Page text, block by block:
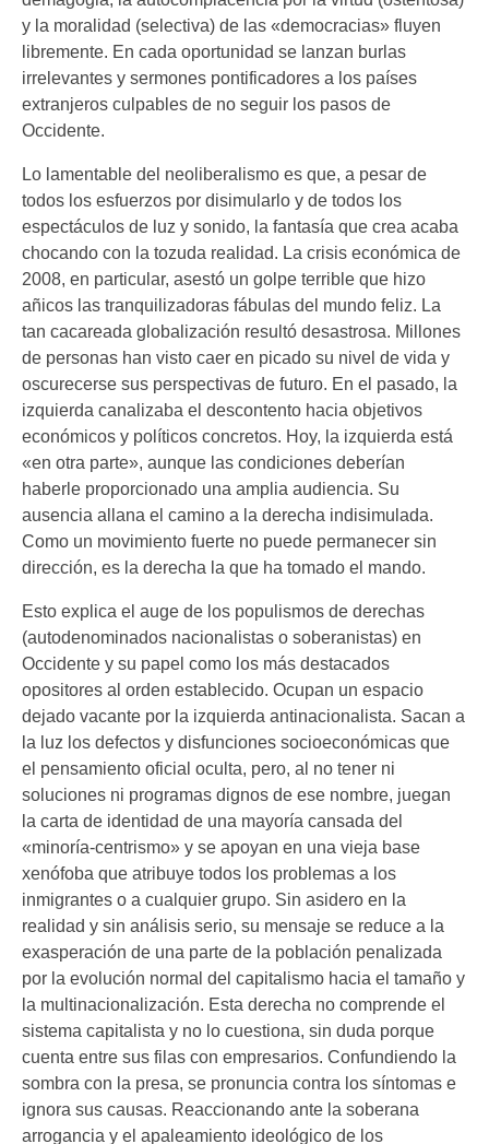
y la moralidad (selectiva) de las «democracias» fluyen
libremente. En cada oportunidad se lanzan burlas
irrelevantes y sermones pontificadores a los países
extranjeros culpables de no seguir los pasos de
Occidente.
Lo lamentable del neoliberalismo es que, a pesar de
todos los esfuerzos por disimularlo y de todos los
espectáculos de luz y sonido, la fantasía que crea acaba
chocando con la tozuda realidad. La crisis económica de
2008, en particular, asestó un golpe terrible que hizo
añicos las tranquilizadoras fábulas del mundo feliz. La
tan cacareada globalización resultó desastrosa. Millones
de personas han visto caer en picado su nivel de vida y
oscurecerse sus perspectivas de futuro. En el pasado, la
izquierda canalizaba el descontento hacia objetivos
económicos y políticos concretos. Hoy, la izquierda está
«en otra parte», aunque las condiciones deberían
haberle proporcionado una amplia audiencia. Su
ausencia allana el camino a la derecha indisimulada.
Como un movimiento fuerte no puede permanecer sin
dirección, es la derecha la que ha tomado el mando.
Esto explica el auge de los populismos de derechas
(autodenominados nacionalistas o soberanistas) en
Occidente y su papel como los más destacados
opositores al orden establecido. Ocupan un espacio
dejado vacante por la izquierda antinacionalista. Sacan a
la luz los defectos y disfunciones socioeconómicas que
el pensamiento oficial oculta, pero, al no tener ni
soluciones ni programas dignos de ese nombre, juegan
la carta de identidad de una mayoría cansada del
«minoría-centrismo» y se apoyan en una vieja base
xenófoba que atribuye todos los problemas a los
inmigrantes o a cualquier grupo. Sin asidero en la
realidad y sin análisis serio, su mensaje se reduce a la
exasperación de una parte de la población penalizada
por la evolución normal del capitalismo hacia el tamaño y
la multinacionalización. Esta derecha no comprende el
sistema capitalista y no lo cuestiona, sin duda porque
cuenta entre sus filas con empresarios. Confundiendo la
sombra con la presa, se pronuncia contra los síntomas e
ignora sus causas. Reaccionando ante la soberana
arrogancia y el apaleamiento ideológico de los